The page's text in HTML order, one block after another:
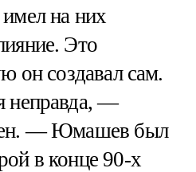
на них
Это
он создавал сам.
неправда, —
— Юмашев был
в конце 90-х